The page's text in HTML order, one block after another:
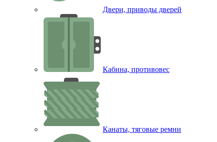
Двери, приводы дверей
Кабина, противовес
Канаты, тяговые ремни